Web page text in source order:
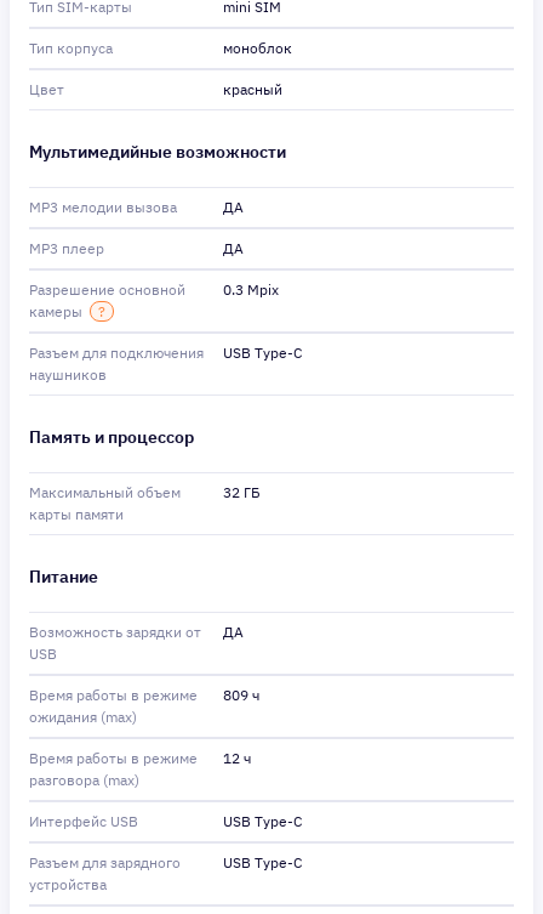
Тип SIM-карты mini SIM
Тип корпуса моноблок
Цвет красный
Мультимедийные возможности
MP3 мелодии вызова ДА
MP3 плеер ДА
Разрешение основной
камеры
?
0.3 Mpix
Разъем для подключения
наушников
USB Type-C
Память и процессор
Максимальный объем
карты памяти
32 ГБ
Питание
Возможность зарядки от
USB
ДА
Время работы в режиме
ожидания (max)
809 ч
Время работы в режиме
разговора (max)
12 ч
Интерфейс USB USB Type-C
Разъем для зарядного
устройства
USB Type-C